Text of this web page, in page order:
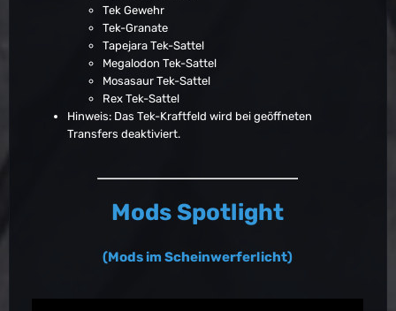
Tek Gewehr
Tek-Granate
Tapejara Tek-Sattel
Megalodon Tek-Sattel
Mosasaur Tek-Sattel
Rex Tek-Sattel
Hinweis: Das Tek-Kraftfeld wird bei geöffneten
Transfers deaktiviert.
Mods Spotlight
(Mods im Scheinwerferlicht)